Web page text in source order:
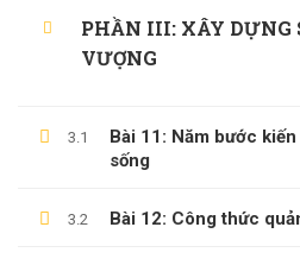
PHẦN III: XÂY DỰNG
VƯỢNG
3.1
Bài 11: Năm bước
sống
3.2 Bài 12: Công thức